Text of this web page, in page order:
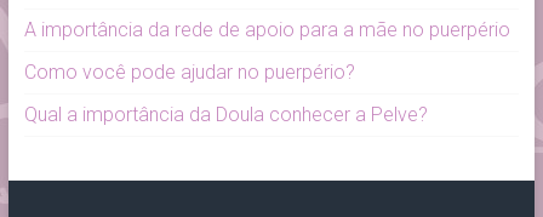
A importância da rede de apoio para a mãe no puerpério
Como você pode ajudar no puerpério?
Qual a importância da Doula conhecer a Pelve?